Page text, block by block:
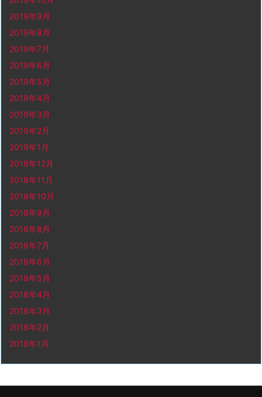
2019年9月
2019年8月
2019年7月
2019年6月
2019年5月
2019年4月
2019年3月
2019年2月
2019年1月
2018年12月
2018年11月
2018年10月
2018年9月
2018年8月
2018年7月
2018年6月
2018年5月
2018年4月
2018年3月
2018年2月
2018年1月